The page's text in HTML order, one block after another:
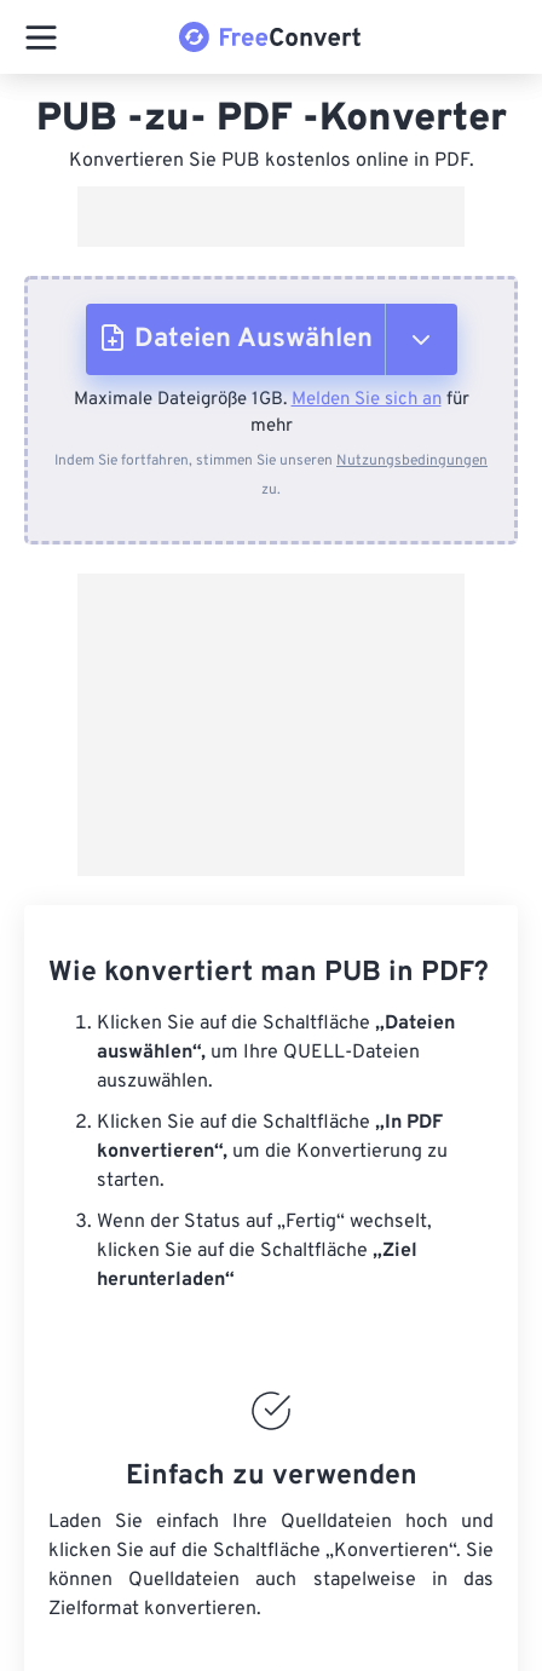
PUB -zu- PDF -Konverter
Konvertieren Sie PUB kostenlos online in PDF.
Dateien Auswählen
Vom Gerät
Von Dropbox
Maximale Dateigröße 1GB.Melden Sie sich anfür
mehr
Indem Sie fortfahren, stimmen Sie unseren Nutzungsbedingungen
zu.
Wie konvertiert man PUB in PDF?
Klicken Sie auf die Schaltfläche „Dateien
auswählen“, um Ihre QUELL-Dateien
auszuwählen.
Klicken Sie auf die Schaltfläche „In PDF
konvertieren“, um die Konvertierung zu
starten.
Wenn der Status auf „Fertig“ wechselt,
klicken Sie auf die Schaltfläche „Ziel
herunterladen“
Einfach zu verwenden
Laden Sie einfach Ihre Quelldateien hoch und
klicken Sie auf die Schaltfläche „Konvertieren“. Sie
können Quelldateien auch stapelweise in das
Zielformat konvertieren.